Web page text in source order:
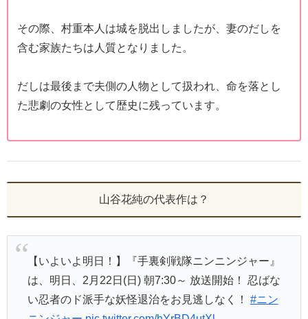
その際、村重本人は城を脱出しましたが、妻のだしを
含む家族たちは人質となりました。
だしは最後まで夫側の人物として扱われ、命を落とし
た悲劇の女性として歴史に残っています。
山谷花純の代表作は？
【いよいよ明日！】『手裏剣戦隊ニンニンジャー』
は、明日、2月22日(日) 朝7:30～ 放送開始！ 忍ばな
い忍者のド派手な妖怪退治をお見逃しなく！ #ニン